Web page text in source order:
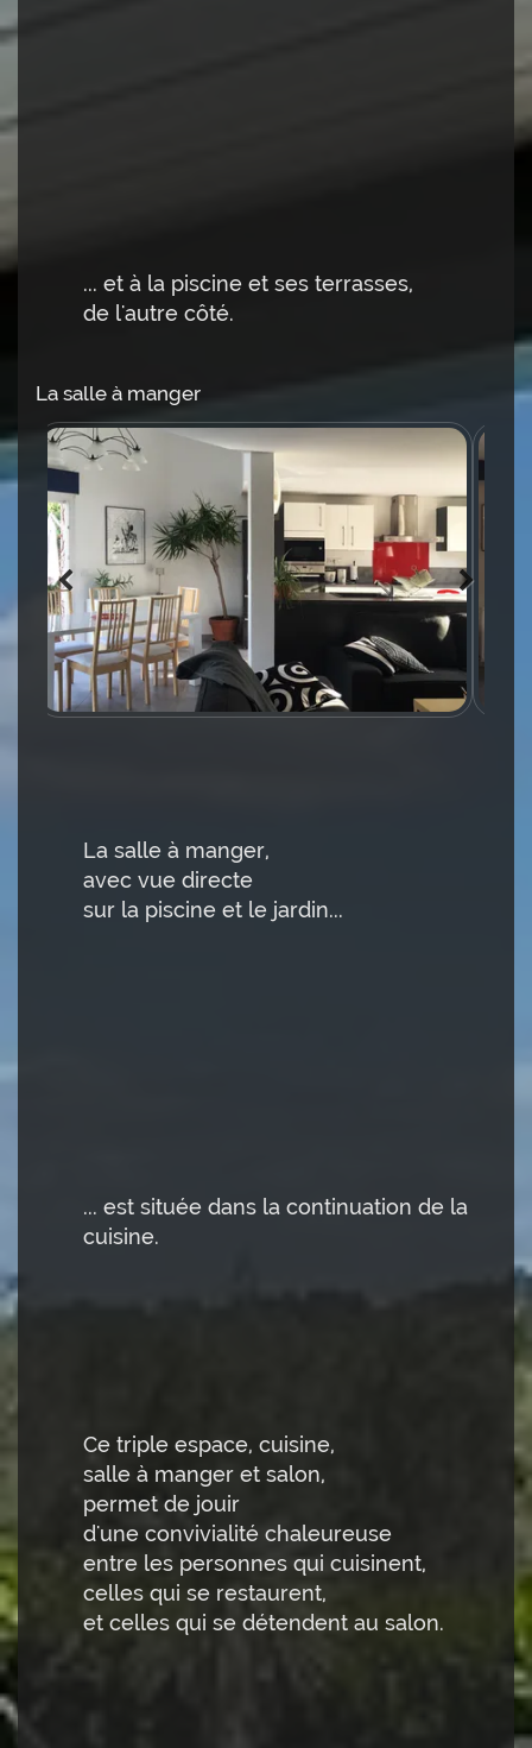
... et à la piscine et ses terrasses,
de l'autre côté.
La salle à manger
La salle à manger,
avec vue directe
sur la piscine et le jardin...
... est située dans la continuation de la
cuisine.
Ce triple espace, cuisine,
salle à manger et salon,
permet de jouir
d'une convivialité chaleureuse
entre les personnes qui cuisinent,
celles qui se restaurent,
et celles qui se détendent au salon.